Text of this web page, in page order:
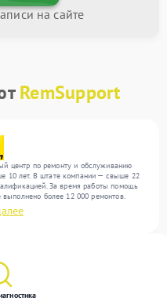
на сайте
RemSupport
центр по ремонту и обслуживанию
10 лет. В штате компании — свыше 22
За время работы помощь
более 12 000 ремонтов.
300 единиц техники, включая , , . Мы
и обеспечиваем надежный результат